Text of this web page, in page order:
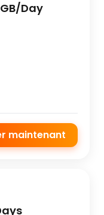
Day
maintenant